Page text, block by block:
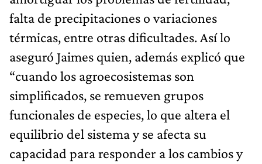
falta de precipitaciones o variaciones
térmicas, entre otras dificultades. Así lo
aseguró Jaimes quien, además explicó que
“cuando los agroecosistemas son
simpliﬁcados, se remueven grupos
funcionales de especies, lo que altera el
equilibrio del sistema y se afecta su
capacidad para responder a los cambios y